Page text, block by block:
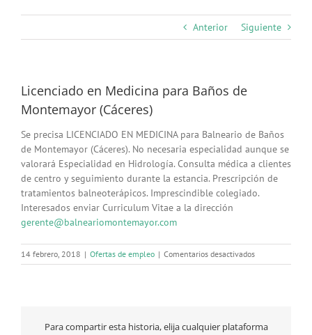
Anterior Siguiente
Licenciado en Medicina para Baños de
Montemayor (Cáceres)
Se precisa LICENCIADO EN MEDICINA para Balneario de Baños
de Montemayor (Cáceres). No necesaria especialidad aunque se
valorará Especialidad en Hidrología. Consulta médica a clientes
de centro y seguimiento durante la estancia. Prescripción de
tratamientos balneoterápicos. Imprescindible colegiado.
Interesados enviar Curriculum Vitae a la dirección
gerente@balneariomontemayor.com
14 febrero, 2018 | Ofertas de empleo | Comentarios desactivadosen
Licenciado
de
Para compartir esta historia, elija cualquier plataforma